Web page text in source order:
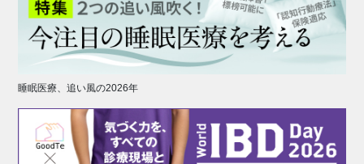
睡眠医療、追い風の2026年